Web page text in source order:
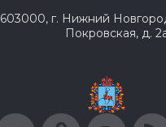
603000, г. Нижний
Покровская, д.